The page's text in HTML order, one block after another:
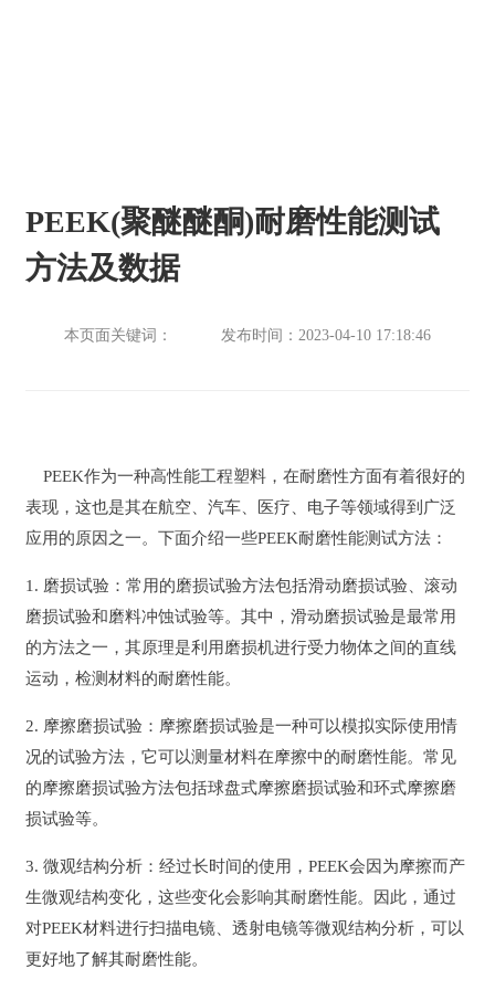
PEEK(聚醚醚酮)耐磨性能测试
方法及数据
本页面关键词： 发布时间：2023-04-10 17:18:46
PEEK作为一种高性能工程塑料，在耐磨性方面有着很好的
表现，这也是其在航空、汽车、医疗、电子等领域得到广泛
应用的原因之一。下面介绍一些PEEK耐磨性能测试方法：
1. 磨损试验：常用的磨损试验方法包括滑动磨损试验、滚动
磨损试验和磨料冲蚀试验等。其中，滑动磨损试验是最常用
的方法之一，其原理是利用磨损机进行受力物体之间的直线
运动，检测材料的耐磨性能。
2. 摩擦磨损试验：摩擦磨损试验是一种可以模拟实际使用情
况的试验方法，它可以测量材料在摩擦中的耐磨性能。常见
的摩擦磨损试验方法包括球盘式摩擦磨损试验和环式摩擦磨
损试验等。
3. 微观结构分析：经过长时间的使用，PEEK会因为摩擦而产
生微观结构变化，这些变化会影响其耐磨性能。因此，通过
对PEEK材料进行扫描电镜、透射电镜等微观结构分析，可以
更好地了解其耐磨性能。